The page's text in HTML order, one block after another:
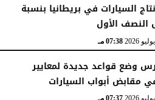
السيارات في بريطانيا بنسبة
07:38 مـ
وضع قواعد جديدة لمعايير
مقابض أبواب السيارات